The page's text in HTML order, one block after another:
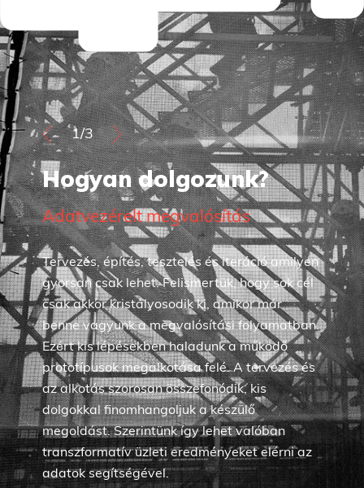
1/3
Hogyan dolgozunk?
Adatvezérelt megvalósítás
Tervezés, építés, tesztelés és iteráció amilyen
gyorsan csak lehet. Felismertük, hogy sok cél
csak akkor kristályosodik ki, amikor már
benne vagyunk a megvalósítási folyamatban.
Ezért kis lépésekben haladunk a működő
prototípusok megalkotása felé. A tervezés és
az alkotás szorosan összefonódik, kis
dolgokkal finomhangoljuk a készülő
megoldást. Szerintünk így lehet valóban
transzformatív üzleti eredményeket elérni az
adatok segítségével.